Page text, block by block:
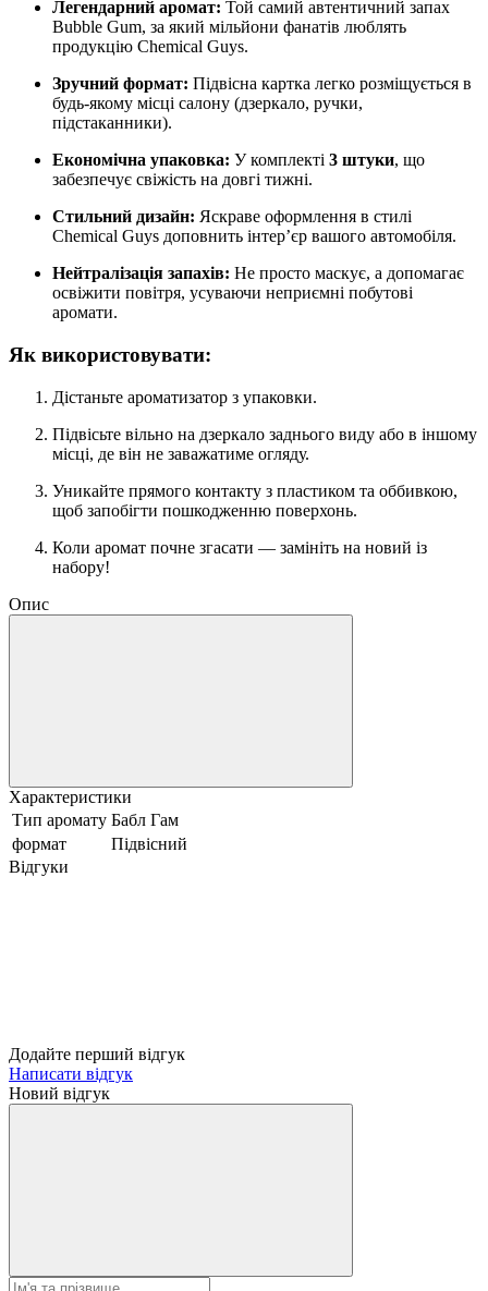
Легендарний аромат: Той самий автентичний запах
Bubble Gum, за який мільйони фанатів люблять
продукцію Chemical Guys.
Зручний формат: Підвісна картка легко розміщується в
будь-якому місці салону (дзеркало, ручки,
підстаканники).
Економічна упаковка: У комплекті 3 штуки, що
забезпечує свіжість на довгі тижні.
Стильний дизайн: Яскраве оформлення в стилі
Chemical Guys доповнить інтер’єр вашого автомобіля.
Нейтралізація запахів: Не просто маскує, а допомагає
освіжити повітря, усуваючи неприємні побутові
аромати.
Як використовувати:
Дістаньте ароматизатор з упаковки.
Підвісьте вільно на дзеркало заднього виду або в іншому
місці, де він не заважатиме огляду.
Уникайте прямого контакту з пластиком та оббивкою,
щоб запобігти пошкодженню поверхонь.
Коли аромат почне згасати — замініть на новий із
набору!
Опис
Характеристики
Тип аромату Бабл Гам
формат
Підвісний
Відгуки
Додайте перший відгук
Написати відгук
Новий відгук